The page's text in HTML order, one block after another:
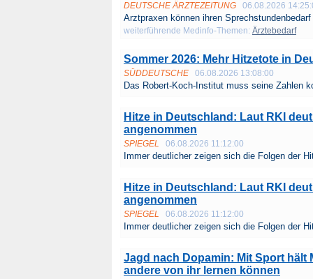
DEUTSCHE ÄRZTEZEITUNG 06.08.2026
Arztpraxen können ihren
weiterführende Medinfo-Themen: Ärztebedarf
Sommer 2026: Mehr Hitzetote in
SÜDDEUTSCHE 06.08.2026 13:08:00
Das Robert-Koch-Institut muss seine Zahlen
Hitze in Deutschland: Laut RKI
angenommen
SPIEGEL 06.08.2026 11:12:00
Immer deutlicher zeigen sich die Folgen der
Hitze in Deutschland: Laut RKI
angenommen
SPIEGEL 06.08.2026 11:12:00
Immer deutlicher zeigen sich die Folgen der
Jagd nach Dopamin: Mit Sport hält
andere von ihr lernen können